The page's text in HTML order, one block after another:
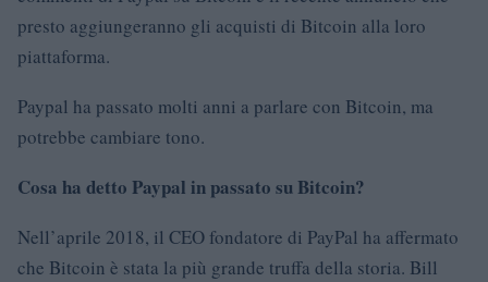
presto aggiungeranno gli acquisti di Bitcoin alla loro
piattaforma.
Paypal ha passato molti anni a parlare con Bitcoin, ma
potrebbe cambiare tono.
Cosa ha detto Paypal in passato su Bitcoin?
Nell’aprile 2018, il CEO fondatore di PayPal ha affermato
che Bitcoin è stata la più grande truffa della storia. Bill